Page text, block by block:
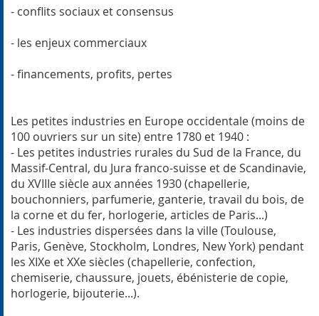
- conflits sociaux et consensus
- les enjeux commerciaux
- financements, profits, pertes
Les petites industries en Europe occidentale (moins de
100 ouvriers sur un site) entre 1780 et 1940 :
- Les petites industries rurales du Sud de la France, du
Massif-Central, du Jura franco-suisse et de Scandinavie,
du XVIIIe siècle aux années 1930 (chapellerie,
bouchonniers, parfumerie, ganterie, travail du bois, de
la corne et du fer, horlogerie, articles de Paris...)
- Les industries dispersées dans la ville (Toulouse,
Paris, Genève, Stockholm, Londres, New York) pendant
les XIXe et XXe siècles (chapellerie, confection,
chemiserie, chaussure, jouets, ébénisterie de copie,
horlogerie, bijouterie...).